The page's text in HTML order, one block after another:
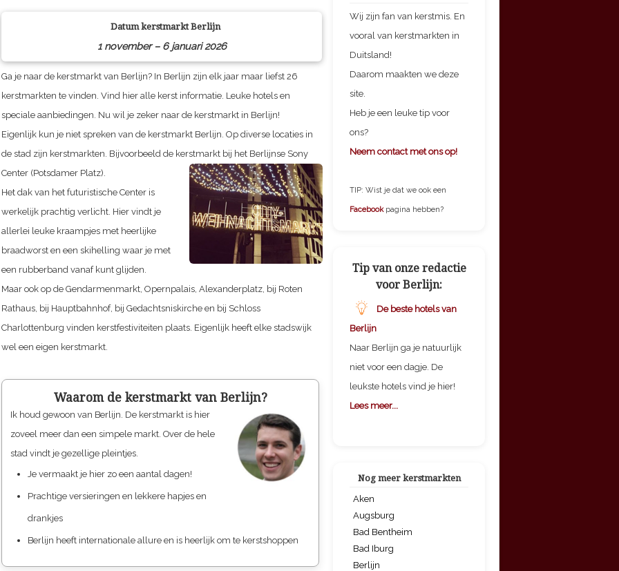
Datum kerstmarktBerlijn
1 november – 6 januari 2026
Ga je naar de kerstmarkt van Berlijn? In Berlijn zijn elk jaar maar liefst 26
kerstmarkten te vinden. Vind hier alle kerst informatie. Leuke hotels en
speciale aanbiedingen. Nu wil je zeker naar de kerstmarkt in Berlijn!
Eigenlijk kun je niet spreken van de kerstmarkt Berlijn. Op diverse locaties in
de stad zijn kerstmarkten. Bijvoorbeeld de kerstmarkt bij het Berlijnse Sony
Center (Potsdamer Platz).
Het dak van het futuristische Center is
werkelijk prachtig verlicht. Hier vindt je
allerlei leuke kraampjes met heerlijke
braadworst en een skihelling waar je met
een rubberband vanaf kunt glijden.
Maar ook op de Gendarmenmarkt, Opernpalais, Alexanderplatz, bij Roten
Rathaus, bij Hauptbahnhof, bij Gedachtsniskirche en bij Schloss
Charlottenburg vinden kerstfestiviteiten plaats. Eigenlijk heeft elke stadswijk
wel een eigen kerstmarkt.
Waarom de kerstmarkt van Berlijn?
Ik houd gewoon van Berlijn. De kerstmarkt is hier
zoveel meer dan een simpele markt. Over de hele
stad vindt je gezellige pleintjes.
Je vermaakt je hier zo een aantal dagen!
Prachtige versieringen en lekkere hapjes en
drankjes
Berlijn heeft internationale allure en is heerlijk om te kerstshoppen
Wij zijn fan van kerstmis. En
vooral van kerstmarkten in
Duitsland!
Daarom maakten we deze
site.
Heb je een leuke tip voor
ons?
Neem contact met ons op!
TIP: Wist je dat we ook een
Facebook pagina hebben?
Tip van onze redactie
voor Berlijn:
De beste hotels van
Berlijn
Naar Berlijn ga je natuurlijk
niet voor een dagje. De
leukste hotels vind je hier!
Lees meer...
Nog meer kerstmarkten
Aken
Augsburg
Bad Bentheim
Bad Iburg
Berlijn